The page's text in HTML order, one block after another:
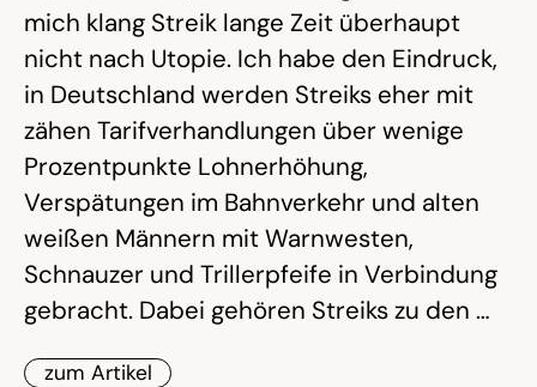
mich klang Streik lange Zeit überhaupt
nicht nach Utopie. Ich habe den Eindruck,
in Deutschland werden Streiks eher mit
zähen Tarifverhandlungen über wenige
Prozentpunkte Lohnerhöhung,
Verspätungen im Bahnverkehr und alten
weißen Männern mit Warnwesten,
Schnauzer und Trillerpfeife in Verbindung
gebracht. Dabei gehören Streiks zu den …
zum Artikel